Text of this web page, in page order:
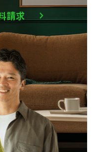
請求